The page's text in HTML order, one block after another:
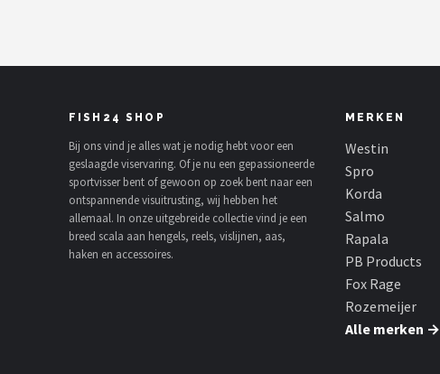
FISH24 SHOP
Bij ons vind je alles wat je nodig hebt voor een
geslaagde viservaring. Of je nu een gepassioneerde
sportvisser bent of gewoon op zoek bent naar een
ontspannende visuitrusting, wij hebben het
allemaal. In onze uitgebreide collectie vind je een
breed scala aan hengels, reels, vislijnen, aas,
haken en accessoires.
MERKEN
Westin
Spro
Korda
Salmo
Rapala
PB Products
Fox Rage
Rozemeijer
Alle merken →